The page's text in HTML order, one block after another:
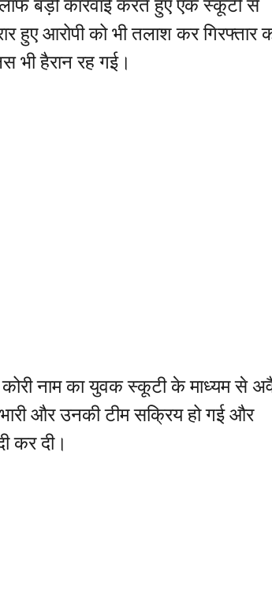
बड़ी कार्रवाई करते हुए एक स्कूटी से
हुए आरोपी को भी तलाश कर गिरफ्तार
भी हैरान रह गई।
कोरी नाम का युवक स्कूटी के माध्यम से
और उनकी टीम सक्रिय हो गई और
कर दी।